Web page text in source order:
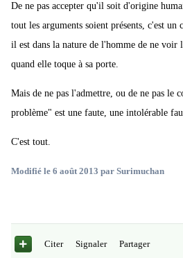
De ne pas accepter qu'il soit d'origine
tout les arguments soient présents, c'est un
il est dans la nature de l'homme de ne voir
quand elle toque à sa porte.
Mais de ne pas l'admettre, ou de ne pas le
problème" est une faute, une intolérable
C'est tout.
Modifié le 6 août 2013 par Surimuchan
Citer Signaler Partager